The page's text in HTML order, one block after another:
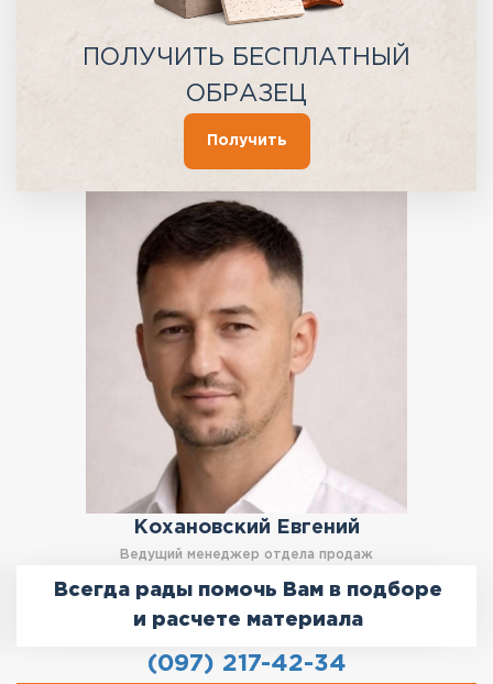
ПОЛУЧИТЬ БЕСПЛАТНЫЙ
ОБРАЗЕЦ
Получить
Кохановский Евгений
Ведущий менеджер отдела продаж
Всегда рады помочь Вам в подборе
и расчете материала
(097) 217-42-34